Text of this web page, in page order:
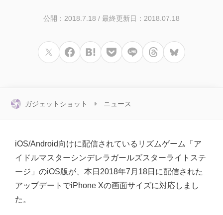
公開：2018.7.18 / 最終更新日：2018.07.18
ガジェットショット ニュース
iOS/Android向けに配信されているリズムゲーム「ア
イドルマスターシンデレラガールズスターライトステ
ージ」のiOS版が、本日2018年7月18日に配信された
アップデートでiPhone Xの画面サイズに対応しまし
た。